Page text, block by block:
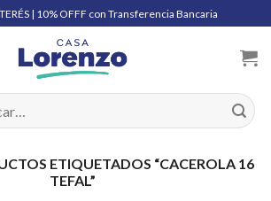
| 10% OFFF con Transferencia Bancaria
ETIQUETADOS “CACEROLA 16
TEFAL”